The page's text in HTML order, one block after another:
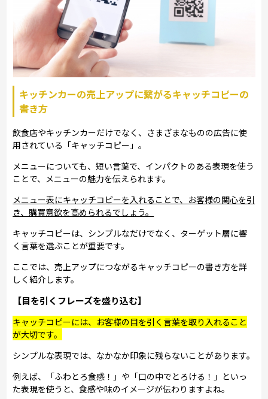
キッチンカーの売上アップに繋がるキャッチコピーの
書き方
飲食店やキッチンカーだけでなく、さまざまなものの広告に使
用されている「キャッチコピー」。
メニューについても、短い言葉で、インパクトのある表現を使う
ことで、メニューの魅力を伝えられます。
メニュー表にキャッチコピーを入れることで、お客様の関心を引
き、購買意欲を高められるでしょう。
キャッチコピーは、シンプルなだけでなく、ターゲット層に響
く言葉を選ぶことが重要です。
ここでは、売上アップにつながるキャッチコピーの書き方を詳
しく紹介します。
【目を引くフレーズを盛り込む】
キャッチコピーには、お客様の目を引く言葉を取り入れること
が大切です。
シンプルな表現では、なかなか印象に残らないことがあります。
例えば、「ふわとろ食感！」や「口の中でとろける！」といっ
た表現を使うと、食感や味のイメージが伝わりますよね。